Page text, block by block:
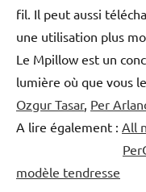
fil. Il peut aussi
une utilisation plus
Le Mpillow est un
lumière où que vous
Ozgur Tasar, Per
A lire également : All
modèle tendresse